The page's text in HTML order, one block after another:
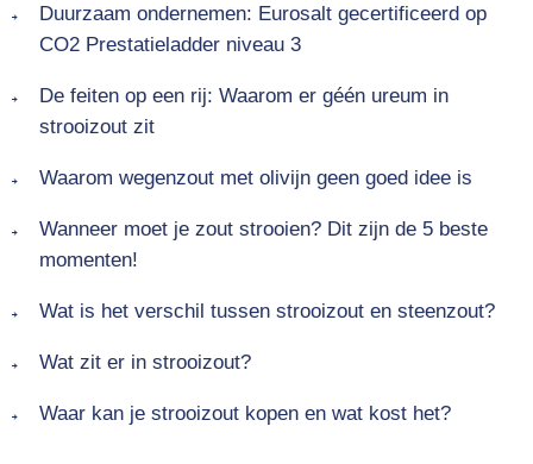
Duurzaam ondernemen: Eurosalt gecertificeerd op
CO2 Prestatieladder niveau 3
De feiten op een rij: Waarom er géén ureum in
strooizout zit
Waarom wegenzout met olivijn geen goed idee is
Wanneer moet je zout strooien? Dit zijn de 5 beste
momenten!
Wat is het verschil tussen strooizout en steenzout?
Wat zit er in strooizout?
Waar kan je strooizout kopen en wat kost het?